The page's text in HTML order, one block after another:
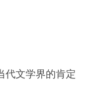
代文学界的肯定